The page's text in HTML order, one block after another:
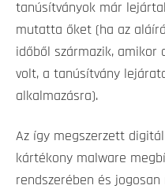
tanúsítványok már
mutatta őket (ha az
időből származik, amikor
volt, a tanúsítvány
alkalmazásra).
Az így megszerzett
kártékony malware
rendszerében és